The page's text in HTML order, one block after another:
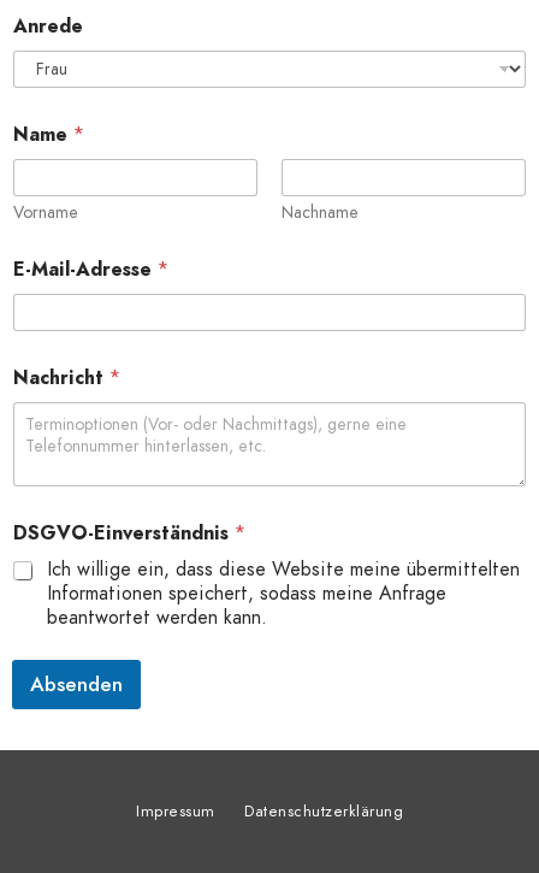
Anrede
Name *
Vorname Nachname
E-Mail-Adresse *
a
c
h
t
D
S
O
E
n
Nachricht *
DSGVO-Einverständnis *
Ich willige ein, dass diese Website meine übermittelten
Informationen speichert, sodass meine Anfrage
beantwortet werden kann.
Absenden
Impressum Datenschutzerklärung